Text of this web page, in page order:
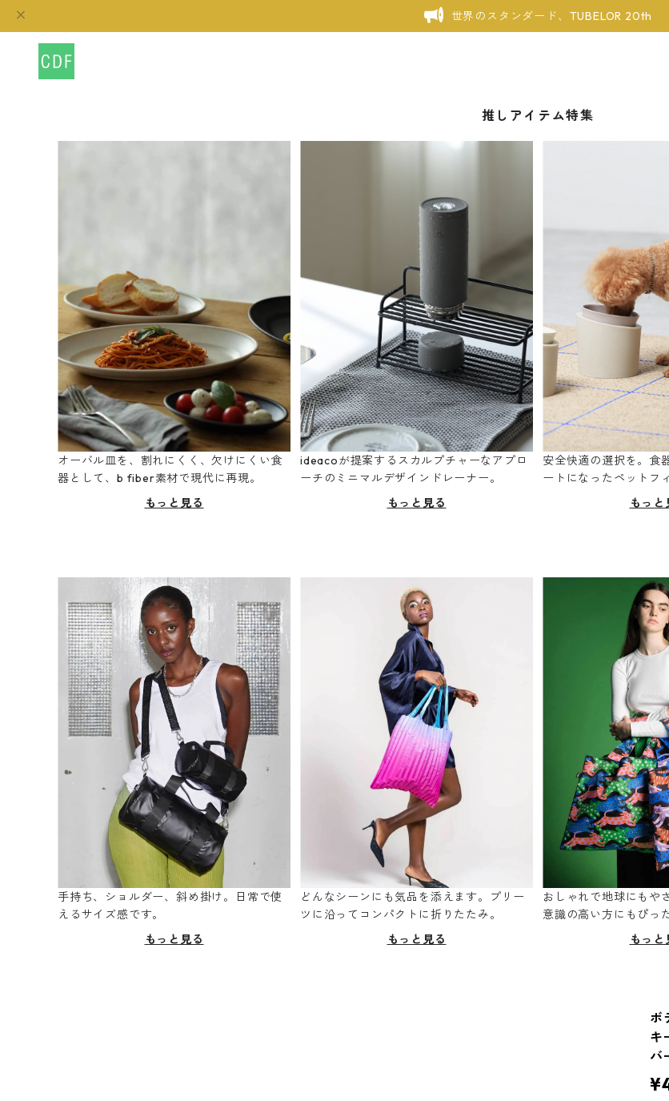
世界のスタンダード、TUBELOR 20th
推しアイテム特集
オーバル皿を、割れにくく、欠けにくい食
器として、b fiber素材で現代に再現。
もっと見る
ideacoが提案するスカルプチャーなアプロ
ーチのミニマルデザインドレーナー。
もっと見る
安全快適の選択を。食
ートになったペットフ
もっと
手持ち、ショルダー、斜め掛け。日常で使
えるサイズ感です。
もっと見る
どんなシーンにも気品を添えます。プリー
ツに沿ってコンパクトに折りたたみ。
もっと見る
おしゃれで地球にもや
意識の高い方にもぴっ
もっと
ボ
キ
バ